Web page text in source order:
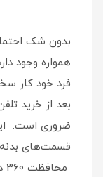
بدون شک
همواره وجود
فرد خود کار
بعد از خرید
ضروری است‏.‏
قسمت‌های بدنه